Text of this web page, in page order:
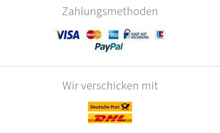
Zahlungsmethoden
Wir verschicken mit